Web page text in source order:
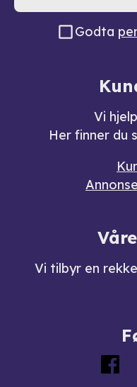
Godta
Vi
Her finner du
Vi tilbyr en rekke